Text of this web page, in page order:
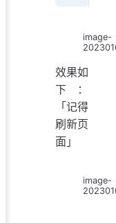
image-
效果如
下：
「记得
刷新页
面」
image-